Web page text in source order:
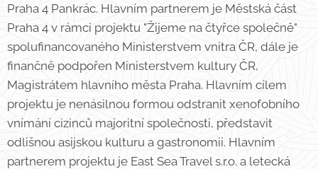
Praha 4 Pankrác. Hlavním partnerem je Městská část
Praha 4 v rámci projektu "Žijeme na čtyřce společně"
spolufinancovaného Ministerstvem vnitra ČR, dále je
finančně podpořen Ministerstvem kultury ČR,
Magistrátem hlavního města Praha. Hlavním cílem
projektu je nenásilnou formou odstranit xenofobního
vnímání cizinců majoritní společnosti, představit
odlišnou asijskou kulturu a gastronomii. Hlavním
partnerem projektu je East Sea Travel s.r.o. a letecká